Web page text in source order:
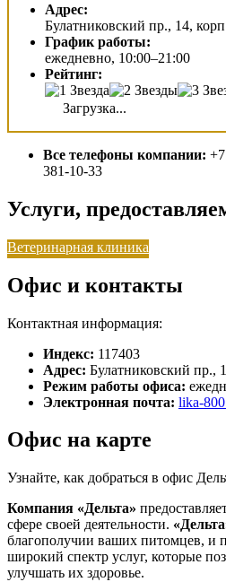
Адрес:
Булатниковский пр., 14,
График работы:
ежедневно, 10:00–21:00
Рейтинг:
Загрузка...
Все телефоны компании:
381-10-33
Услуги,
Ветеринарная клиника
Офис и контакты
Контактная информация:
Индекс: 117403
Адрес: Булатниковский пр.,
Режим работы офиса:
Электронная почта: lika-
Офис на карте
Узнайте, как добраться в офис
Компания «Дельта»
сфере своей деятельности.
благополучии ваших питомцев, и
широкий спектр услуг, которые
улучшать их здоровье.